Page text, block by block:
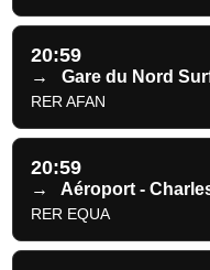
20:59
→ Gare du Nord
RER AFAN
20:59
→ Aéroport -
RER EQUA